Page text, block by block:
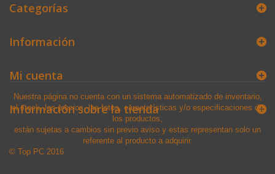
Categorías
Información
Nuestra página no cuenta con un sistema automatizado de inventario,
el stock, los precios, las fotos, características y/o especificaciones de
los productos,
están sujetas a cambios sin previo aviso y estas representan solo un
referente al producto a adquirir.
© Top PC 2016
Mi cuenta
Información sobre la tienda